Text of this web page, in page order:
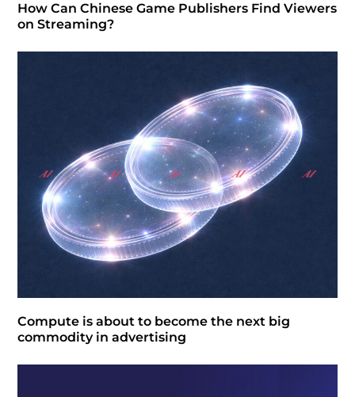
How Can Chinese Game Publishers Find Viewers
on Streaming?
Compute is about to become the next big
commodity in advertising